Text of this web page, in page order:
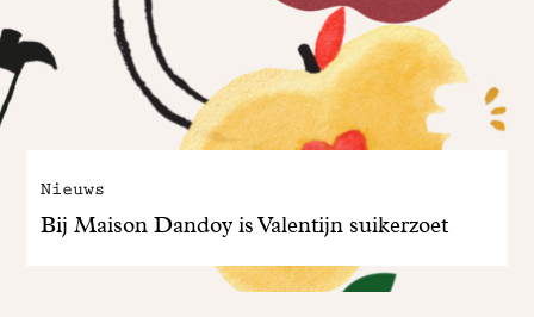
Nieuws
Bij Maison Dandoy is Valentijn suikerzoet